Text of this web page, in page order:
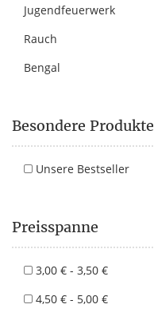
Jugendfeuerwerk
Rauch
Bengal
Besondere Produkte
Unsere Bestseller
Preisspanne
3,00 € - 3,50 €
4,50 € - 5,00 €